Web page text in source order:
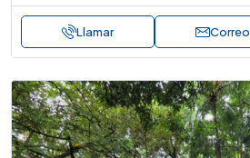
Llamar Correo